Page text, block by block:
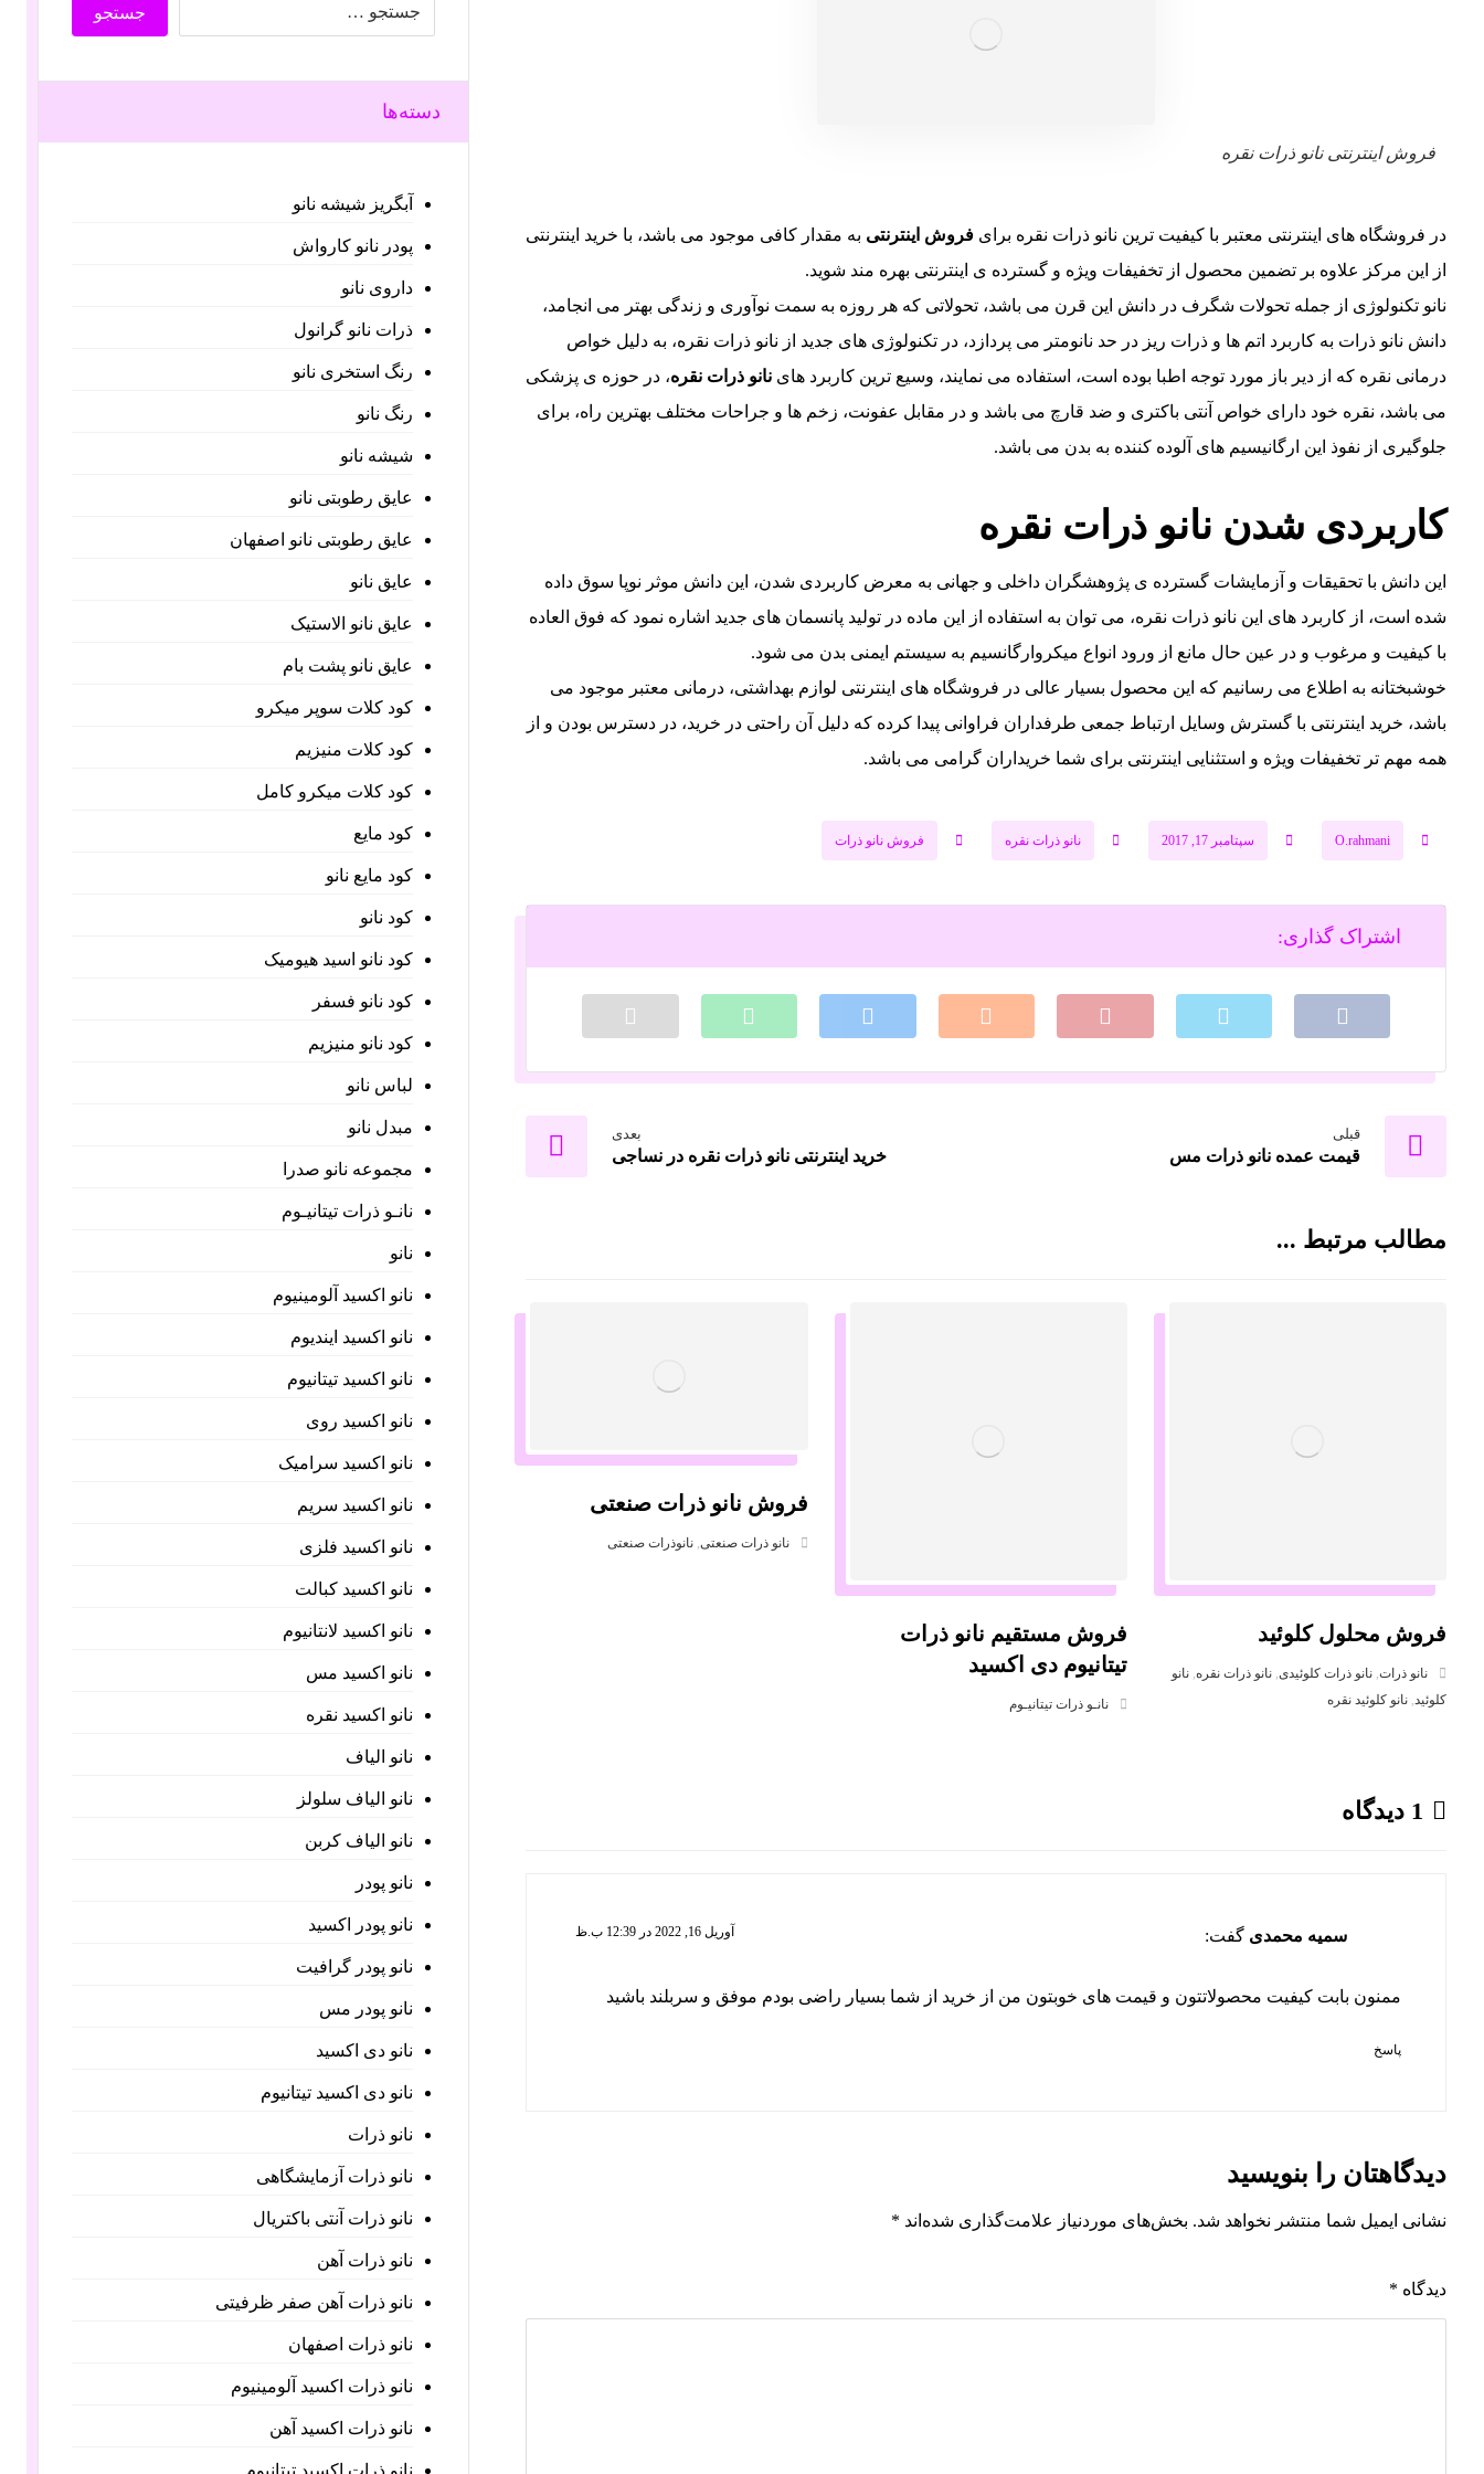
فروش اینترنتی نانو ذرات نقره
در فروشگاه های اینترنتی معتبر با کیفیت ترین نانو ذرات نقره برای فروش اینترنتی به مقدار کافی موجود می باشد، با خرید اینترنتی
از این مرکز علاوه بر تضمین محصول از تخفیفات ویژه و گسترده ی اینترنتی بهره مند شوید.
نانو تکنولوژی از جمله تحولات شگرف در دانش این قرن می باشد، تحولاتی که هر روزه به سمت نوآوری و زندگی بهتر می انجامد،
دانش نانو ذرات به کاربرد اتم ها و ذرات ریز در حد نانومتر می پردازد، در تکنولوژی های جدید از نانو ذرات نقره، به دلیل خواص
درمانی نقره که از دیر باز مورد توجه اطبا بوده است، استفاده می نمایند، وسیع ترین کاربرد های نانو ذرات نقره، در حوزه ی پزشکی
می باشد، نقره خود دارای خواص آنتی باکتری و ضد قارچ می باشد و در مقابل عفونت، زخم ها و جراحات مختلف بهترین راه، برای
جلوگیری از نفوذ این ارگانیسیم های آلوده کننده به بدن می باشد.
کاربردی شدن نانو ذرات نقره
این دانش با تحقیقات و آزمایشات گسترده ی پژوهشگران داخلی و جهانی به معرض کاربردی شدن، این دانش موثر نوپا سوق داده
شده است، از کاربرد های این نانو ذرات نقره، می توان به استفاده از این ماده در تولید پانسمان های جدید اشاره نمود که فوق العاده
با کیفیت و مرغوب و در عین حال مانع از ورود انواع میکروارگانسیم به سیستم ایمنی بدن می شود.
خوشبختانه به اطلاع می رسانیم که این محصول بسیار عالی در فروشگاه های اینترنتی لوازم بهداشتی، درمانی معتبر موجود می
باشد، خرید اینترنتی با گسترش وسایل ارتباط جمعی طرفداران فراوانی پیدا کرده که دلیل آن راحتی در خرید، در دسترس بودن و از
همه مهم تر تخفیفات ویژه و استثنایی اینترنتی برای شما خریداران گرامی می باشد.
O.rahmani سپتامبر 17, 2017 نانو ذرات نقره فروش نانو ذرات
قبلی
قیمت عمده نانو ذرات مس
بعدی
خرید اینترنتی نانو ذرات نقره در نساجی
مطالب مرتبط ...
فروش محلول کلوئید
نانو ذرات, نانو ذرات کلوئیدی نانو ذرات نقره, نانو
کلوئید نانو کلوئید نقره
فروش مستقیم نانو ذرات
تیتانیوم دی اکسید
نانـو ذرات تیتانیـوم
فروش نانو ذرات صنعتی
نانو ذرات صنعتی, نانوذرات صنعتی
1 دیدگاه
سمیه محمدی گفت: آوریل 16, 2022 در 12:39 ب.ظ
ممنون بابت کیفیت محصولاتتون و قیمت های خوبتون من از خرید از شما بسیار راضی بودم موفق و سربلند باشید
پاسخ
دیدگاهتان را بنویسید
نشانی ایمیل شما منتشر نخواهد شد. بخش‌های موردنیاز علامت‌گذاری شده‌اند *
دیدگاه *
دسته‌ها
آبگریز شیشه نانو
پودر نانو کارواش
داروی نانو
ذرات نانو گرانول
رنگ استخری نانو
رنگ نانو
شیشه نانو
عایق رطوبتی نانو
عایق رطوبتی نانو اصفهان
عایق نانو
عایق نانو الاستیک
عایق نانو پشت بام
کود کلات سوپر میکرو
کود کلات منیزیم
کود کلات میکرو کامل
کود مایع
کود مایع نانو
کود نانو
کود نانو اسید هیومیک
کود نانو فسفر
کود نانو منیزیم
لباس نانو
مبدل نانو
مجموعه نانو صدرا
نانـو ذرات تیتانیـوم
نانو
نانو اکسید آلومینیوم
نانو اکسید ایندیوم
نانو اکسید تیتانیوم
نانو اکسید روی
نانو اکسید سرامیک
نانو اکسید سریم
نانو اکسید فلزی
نانو اکسید کبالت
نانو اکسید لانتانیوم
نانو اکسید مس
نانو اکسید نقره
نانو الیاف
نانو الیاف سلولز
نانو الیاف کربن
نانو پودر
نانو پودر اکسید
نانو پودر گرافیت
نانو پودر مس
نانو دی اکسید
نانو دی اکسید تیتانیوم
نانو ذرات
نانو ذرات آزمایشگاهی
نانو ذرات آنتی باکتریال
نانو ذرات آهن
نانو ذرات آهن صفر ظرفیتی
نانو ذرات اصفهان
نانو ذرات اکسید آلومینیوم
نانو ذرات اکسید آهن
نانو ذرات اکسید تیتانیوم